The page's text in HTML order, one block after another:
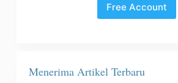
Free Account
Menerima Artikel Terbaru